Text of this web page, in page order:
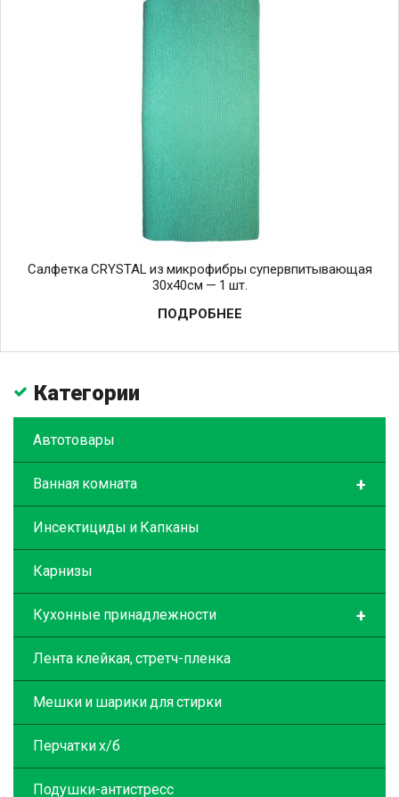
Салфетка CRYSTAL из микрофибры супервпитывающая
30х40см — 1 шт.
ПОДРОБНЕЕ
Категории
Автотовары
+
Ванная комната
Инсектициды и Капканы
Карнизы
+
Кухонные принадлежности
Лента клейкая, стретч-пленка
Мешки и шарики для стирки
Перчатки х/б
Подушки-антистресс